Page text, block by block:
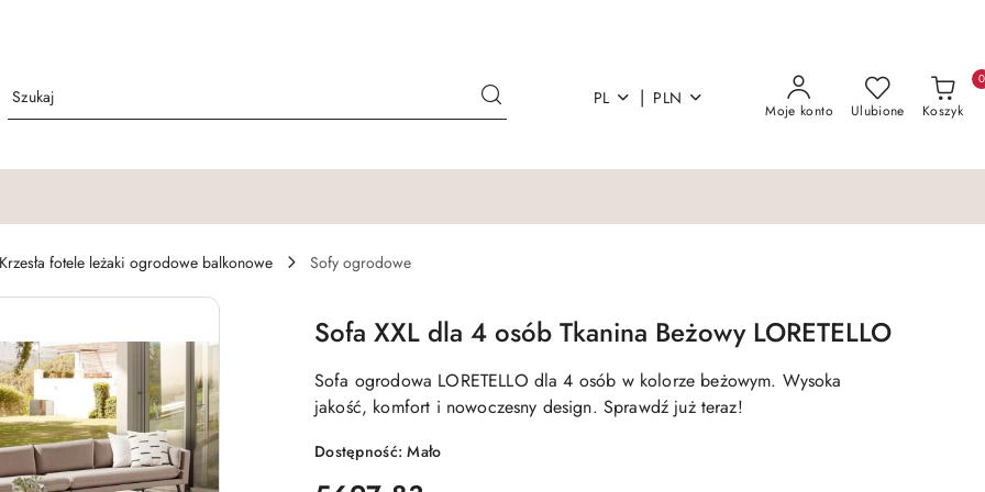
PL | PLN
Moje konto Ulubione Koszyk
0
Krzesła fotele leżaki ogrodowe balkonowe Sofy ogrodowe
Sofa XXL dla 4 osób Tkanina Beżowy LORETELLO
Sofa ogrodowa LORETELLO dla 4 osób w kolorze beżowym. Wysoka
jakość, komfort i nowoczesny design. Sprawdź już teraz!
Dostępność:Mało